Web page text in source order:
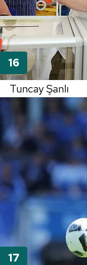
Tuncay Şanlı